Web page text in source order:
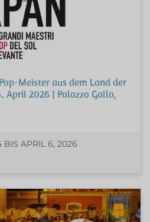
Meister aus dem Land der
April 2026 | Palazzo Gallo,
BIS APRIL 6, 2026